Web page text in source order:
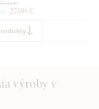
od 27,00 €
€
výroby v